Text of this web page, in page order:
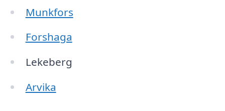
Munkfors
Forshaga
Lekeberg
Arvika